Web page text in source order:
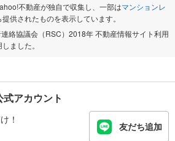
不動産が独自で収集し、一部はマンションレ
提供されたものを表示しています。
絡協議会（RSC）2018年 不動産情報サイト利用
ました。
アカウント
！
友だち追加